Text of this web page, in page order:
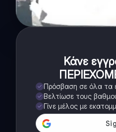
Κάνε
Πρόσβαση σε όλα τα
Βελτίωσε τους
Γίνε μέλος με